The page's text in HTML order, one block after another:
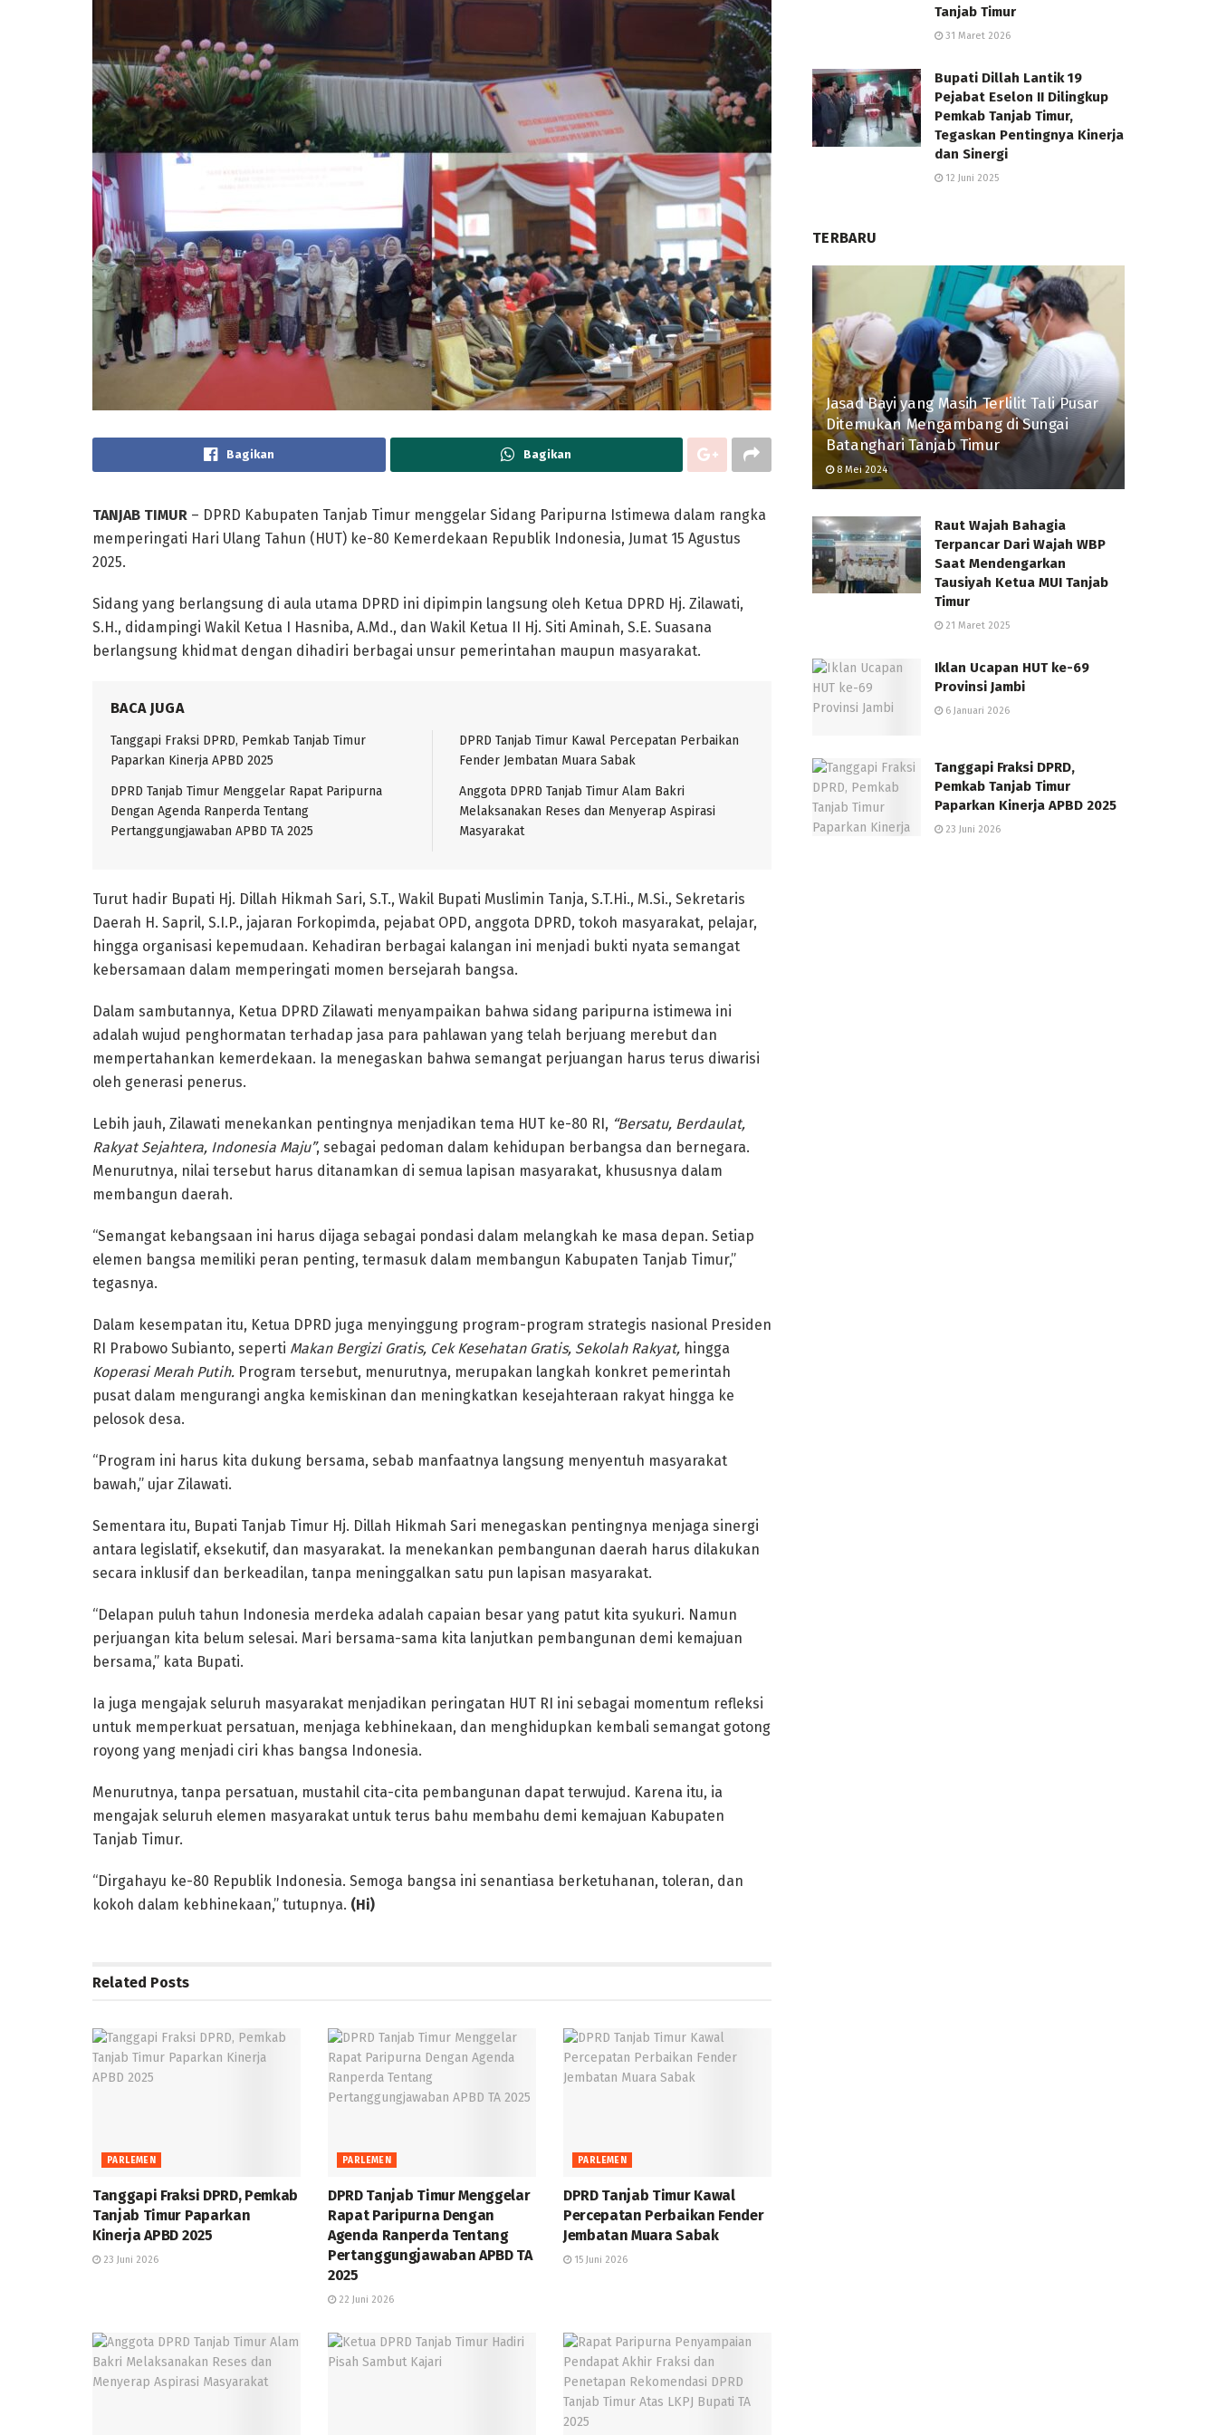
Bagikan Bagikan
TANJAB TIMUR – DPRD Kabupaten Tanjab Timur menggelar Sidang Paripurna Istimewa dalam rangka
memperingati Hari Ulang Tahun (HUT) ke-80 Kemerdekaan Republik Indonesia, Jumat 15 Agustus
2025.
Sidang yang berlangsung di aula utama DPRD ini dipimpin langsung oleh Ketua DPRD Hj. Zilawati,
S.H., didampingi Wakil Ketua I Hasniba, A.Md., dan Wakil Ketua II Hj. Siti Aminah, S.E. Suasana
berlangsung khidmat dengan dihadiri berbagai unsur pemerintahan maupun masyarakat.
BACA JUGA
Tanggapi Fraksi DPRD, Pemkab Tanjab Timur
Paparkan Kinerja APBD 2025
DPRD Tanjab Timur Menggelar Rapat Paripurna
Dengan Agenda Ranperda Tentang
Pertanggungjawaban APBD TA 2025
DPRD Tanjab Timur Kawal Percepatan Perbaikan
Fender Jembatan Muara Sabak
Anggota DPRD Tanjab Timur Alam Bakri
Melaksanakan Reses dan Menyerap Aspirasi
Masyarakat
Turut hadir Bupati Hj. Dillah Hikmah Sari, S.T., Wakil Bupati Muslimin Tanja, S.T.Hi., M.Si., Sekretaris
Daerah H. Sapril, S.I.P., jajaran Forkopimda, pejabat OPD, anggota DPRD, tokoh masyarakat, pelajar,
hingga organisasi kepemudaan. Kehadiran berbagai kalangan ini menjadi bukti nyata semangat
kebersamaan dalam memperingati momen bersejarah bangsa.
Dalam sambutannya, Ketua DPRD Zilawati menyampaikan bahwa sidang paripurna istimewa ini
adalah wujud penghormatan terhadap jasa para pahlawan yang telah berjuang merebut dan
mempertahankan kemerdekaan. Ia menegaskan bahwa semangat perjuangan harus terus diwarisi
oleh generasi penerus.
Lebih jauh, Zilawati menekankan pentingnya menjadikan tema HUT ke-80 RI, “Bersatu, Berdaulat,
Rakyat Sejahtera, Indonesia Maju”, sebagai pedoman dalam kehidupan berbangsa dan bernegara.
Menurutnya, nilai tersebut harus ditanamkan di semua lapisan masyarakat, khususnya dalam
membangun daerah.
“Semangat kebangsaan ini harus dijaga sebagai pondasi dalam melangkah ke masa depan. Setiap
elemen bangsa memiliki peran penting, termasuk dalam membangun Kabupaten Tanjab Timur,”
tegasnya.
Dalam kesempatan itu, Ketua DPRD juga menyinggung program-program strategis nasional Presiden
RI Prabowo Subianto, seperti Makan Bergizi Gratis, Cek Kesehatan Gratis, Sekolah Rakyat, hingga
Koperasi Merah Putih. Program tersebut, menurutnya, merupakan langkah konkret pemerintah
pusat dalam mengurangi angka kemiskinan dan meningkatkan kesejahteraan rakyat hingga ke
pelosok desa.
“Program ini harus kita dukung bersama, sebab manfaatnya langsung menyentuh masyarakat
bawah,” ujar Zilawati.
Sementara itu, Bupati Tanjab Timur Hj. Dillah Hikmah Sari menegaskan pentingnya menjaga sinergi
antara legislatif, eksekutif, dan masyarakat. Ia menekankan pembangunan daerah harus dilakukan
secara inklusif dan berkeadilan, tanpa meninggalkan satu pun lapisan masyarakat.
“Delapan puluh tahun Indonesia merdeka adalah capaian besar yang patut kita syukuri. Namun
perjuangan kita belum selesai. Mari bersama-sama kita lanjutkan pembangunan demi kemajuan
bersama,” kata Bupati.
Ia juga mengajak seluruh masyarakat menjadikan peringatan HUT RI ini sebagai momentum refleksi
untuk memperkuat persatuan, menjaga kebhinekaan, dan menghidupkan kembali semangat gotong
royong yang menjadi ciri khas bangsa Indonesia.
Menurutnya, tanpa persatuan, mustahil cita-cita pembangunan dapat terwujud. Karena itu, ia
mengajak seluruh elemen masyarakat untuk terus bahu membahu demi kemajuan Kabupaten
Tanjab Timur.
“Dirgahayu ke-80 Republik Indonesia. Semoga bangsa ini senantiasa berketuhanan, toleran, dan
kokoh dalam kebhinekaan,” tutupnya. (Hi)
Related Posts
PARLEMEN
Tanggapi Fraksi DPRD, Pemkab
Tanjab Timur Paparkan
Kinerja APBD 2025
23 Juni 2026
PARLEMEN
DPRD Tanjab Timur Menggelar
Rapat Paripurna Dengan
Agenda Ranperda Tentang
Pertanggungjawaban APBD TA
2025
22 Juni 2026
PARLEMEN
DPRD Tanjab Timur Kawal
Percepatan Perbaikan Fender
Jembatan Muara Sabak
15 Juni 2026
Tanjab Timur
31 Maret 2026
Bupati Dillah Lantik 19
Pejabat Eselon II Dilingkup
Pemkab Tanjab Timur,
Tegaskan Pentingnya Kinerja
dan Sinergi
12 Juni 2025
TERBARU
Jasad Bayi yang Masih Terlilit Tali Pusar
Ditemukan Mengambang di Sungai
Batanghari Tanjab Timur
8 Mei 2024
Raut Wajah Bahagia
Terpancar Dari Wajah WBP
Saat Mendengarkan
Tausiyah Ketua MUI Tanjab
Timur
21 Maret 2025
Iklan Ucapan HUT ke-69
Provinsi Jambi
6 Januari 2026
Tanggapi Fraksi DPRD,
Pemkab Tanjab Timur
Paparkan Kinerja APBD 2025
23 Juni 2026